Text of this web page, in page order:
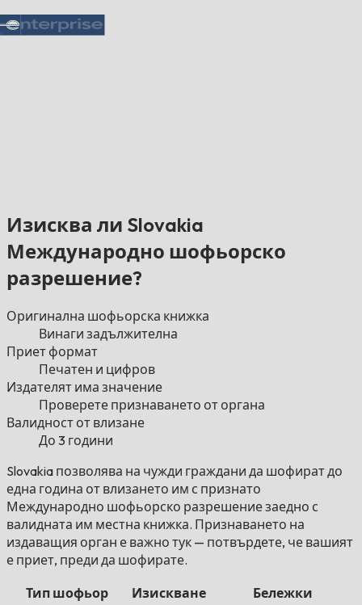
Изисква ли Slovakia
Международно шофьорско
разрешение?
Оригинална шофьорска книжка
Винаги задължителна
Приет формат
Печатен и цифров
Издателят има значение
Проверете признаването от органа
Валидност от влизане
До 3 години
Slovakia позволява на чужди граждани да шофират до
една година от влизането им с признато
Международно шофьорско разрешение заедно с
валидната им местна книжка. Признаването на
издаващия орган е важно тук — потвърдете, че вашият
е приет, преди да шофирате.
Тип шофьор Изискване
Бележки